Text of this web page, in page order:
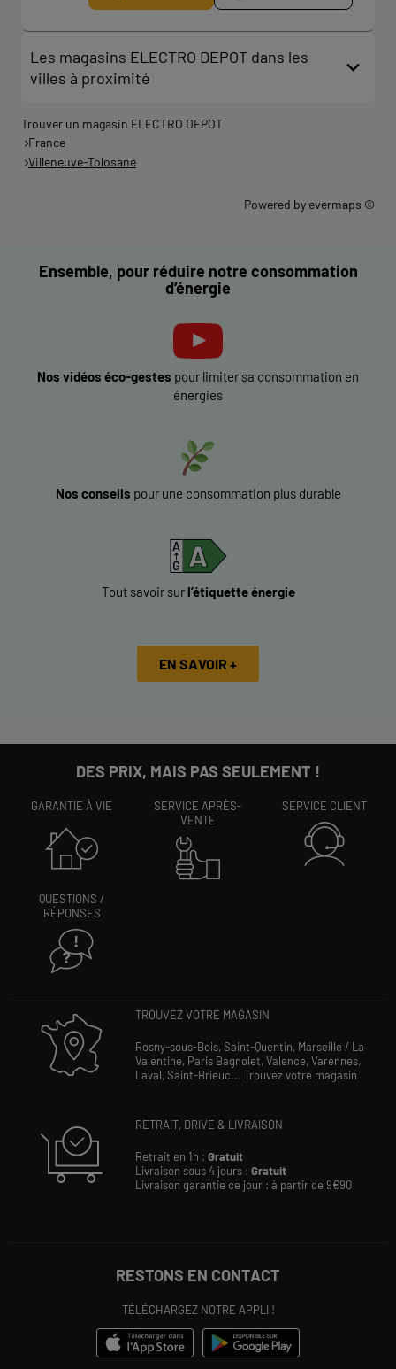
Les magasins ELECTRO DEPOT dans les
villes à proximité
Trouver un magasin ELECTRO DEPOT
France
Villeneuve-Tolosane
Powered by evermaps ©
Ensemble, pour réduire notre consommation
d’énergie
Nos vidéos éco-gestes pour limiter sa consommation en
énergies
Nos conseils pour une consommation plus durable
Tout savoir surl’étiquette énergie
EN SAVOIR +
DES PRIX, MAIS PAS SEULEMENT !
GARANTIE À VIE
SERVICE APRÈS-
VENTE
SERVICE CLIENT
QUESTIONS /
RÉPONSES
TROUVEZ VOTRE MAGASIN
Rosny-sous-Bois, Saint-Quentin, Marseille / La
Valentine, Paris Bagnolet, Valence, Varennes,
Laval, Saint-Brieuc... Trouvez votre magasin
RETRAIT, DRIVE & LIVRAISON
Retrait en 1h : Gratuit
Livraison sous 4 jours : Gratuit
Livraison garantie ce jour : à partir de 9€90
RESTONS EN CONTACT
TÉLÉCHARGEZ NOTRE APPLI !